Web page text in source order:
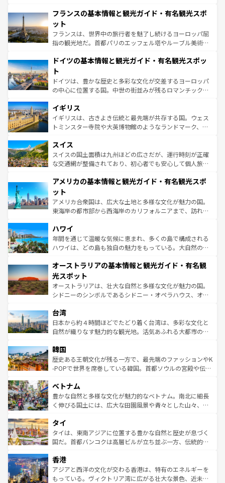
なお、新着のイタリア情報はコンテンツ一覧を参照してほ
しい。
文化が根付くこの国では、情熱的なフラメンコ、熱気あふ
れる闘牛、そして美味しいタパスが生活の一部となってい
る。首都マドリードの洗練された雰囲気や、バルセロナの
アートに溢れた街角から、地方では古代ローマ遺跡や中世
せる。地方によって風土や気候が異なるスペインはその個
ンテンツ一覧 を参照してほしい。
フランスの基本情報と観光ガイド・有名観光スポ
ット
フランスは、世界中の旅行者を魅了し続けるヨーロッパ屈
指の観光地だ。首都パリのエッフェル塔やルーブル美術館
で、幅広い魅力が詰まっている。華麗な宮殿、歴史的な大
聖堂、美しいビーチ、そして豊かな自然が、訪れる者を心
から魅了する。また、フランスは美食の国としても知ら
れ、フランス料理はユネスコ無形文化遺産にも登録されて
香り高いラベンダー畑など、多彩な楽しみ方が可能だ。さ
らに、パリ以外の地域にも魅力が溢れており、どの街角に
も豊かな歴史と文化が息づいている。パリ以外の個性あふ
を参照してほしい。
ドイツの基本情報と観光ガイド・有名観光スポッ
ト
ドイツは、豊かな歴史と多彩な文化が交差するヨーロッパ
の中心に位置する国。中世の街並みが残るロマンチック街
顔を持つこの国は、どこを歩いても飽きることがない。ベ
ルリンの文化的活気、バイエルン州のアルプスの絶景、そ
してライン川沿いのワイン畑といった風景は必見。ビール
は、お酒好きな人にはぜひ体験してほしい。 なお、新着の
ドイツ情報はコンテンツ一覧を参照してほしい。
イギリス
イギリスは、古きよき伝統と最先端が共存する国。ウェス
トミンスター寺院や大英博物館のようなランドマーク、歴
リアごとに異なる魅力がある。また、優雅なアフタヌーン
ティー、ビール好きにはたまらない英国パブ、サッカー観
戦など、本場だからこそできる体験も豊富。イギリスを旅
ンツ一覧を参照してほしい。
スイス
スイスの国土面積は九州ほどの広さだが、運行時刻が正確
な交通網が整備されており、初心者でも安心して個人旅行
の建物がそのまま残る町や、スイスならではのユニークな
博物館もあり、アルプス観光だけでなく町歩きも満喫する
ことができる。国民の所得が高いため物価も高いが、旅行
者向けの交通パス提供のサービスもあり、うまく活用すれ
着のスイス情報は
アメリカの基本情報と観光ガイド・有名観光スポ
ット
アメリカ合衆国は、広大な土地と多様な文化が魅力の国。
東海岸の都市部から西海岸のカリフォルニアまで、訪れる
のような巨大都市は、観光、ショッピング、エンターテイ
ンメントが詰まった刺激的なスポットだ。一方、アメリカ
西部には大自然が広がり、グランドキャニオンやイエロー
部のニューオーリンズでは、音楽と美食が融合した独特の
文化が魅力。旅行者はアメリカの各地域で異なる魅力を楽
しみながら、その多様性と豊かな歴史を感じることができ
るだろう。車でのロードトリップや列車の旅も、アメリカ
情報は
ハワイ
年間を通じて温暖な気候に恵まれ、多くの島で構成される
ハワイは、どの島も独自の魅力をもっている。大自然の神
ワイ島は見逃せない。また、定番の観光地といえばオアフ
島だが、静かな自然を求めるならマウイ島やカウアイ島が
おすすめ。エメラルドグリーンに輝く海をはじめ、豊かな
文化や歴史が息づいている。「アロハスピリット」と呼ば
人々、おいしいローカルフードやハワイアンミュージッ
ク、伝統的なフラダンスなど、すべてがハワイの魅力を彩
っている。訪れるたびに新しい発見と感動が待っているハ
はコンテンツ一覧
オーストラリアの基本情報と観光ガイド・有名観
光スポット
オーストラリアは、壮大な自然と多様な文化が魅力の国。
シドニーのシンボルであるシドニー・オペラハウス、オー
リアリーフや大陸中央部にそびえるウルル（エアーズロッ
ク）、タスマニアの美しい原生林やケアンズの熱帯雨林な
ど、見どころがたくさん。また、カフェやワイン、オージ
いる。アクティビティも充実しており、サーフィンやダイ
ビング、ハイキングなど、アウトドア好きにはたまらな
い。オーストラリアの多彩な魅力を存分に味わいつくそ
参照してほしい。
台湾
日本から約４時間ほどでたどり着く台湾は、多彩な文化と
自然が織りなす魅力的な観光地。活気あふれる大都市の台
ン）、静ひつな山岳地帯である台湾東部など、都市の喧騒
と山間の静けさが共存しており、訪れる人に新しい発見と
驚きをもたらしてくれる。また、奥深い台湾の食文化も魅
容にもいいと評判のスイーツなど、バラエティ豊かな料理
が味わえる。 なお、新着の台湾情報は コンテンツ一覧を参
照してほしい。
韓国
歴史ある王朝文化が残る一方で、最先端のファッションやK
-POPで世界を席巻している韓国。首都ソウルの宮殿や伝統
き、地方に足を延ばせば四季折々の自然美を楽しむことが
できる。そして、キムチや焼肉、絶品のストリートフード
まで、さまざまな韓国料理が待っている。夜には、韓国な
リティに包まれながら、韓国の多彩な魅力を心ゆくまで味
わってみてほしい。 なお、新着の韓国情報はコンテンツ一
覧を参照してほしい。
ベトナム
豊かな自然と多様な文化が魅力的なベトナム。南北に細長
く伸びる国土には、広大な田園風景や青々とした山々、世
急速な発展と共に伝統が息づく。ハノイの古い町並みやホ
ーチミン市のフランス統治時代の建物も、独特の雰囲気を
醸し出している。また、バラエティの豊かさとおいしさで
とつ。フォーやバインミー、ベトナムコーヒーなどは、ぜ
ひ現地で味わいたい。どの地域を訪れてもあたたかい人々
が旅行者を迎えてくれるので、きっと忘れられない旅にな
タイ
タイは、東南アジアに位置する豊かな自然と歴史が息づく
国だ。首都バンコクは高層ビルが立ち並ぶ一方、伝統的な
の活気が交差している。北部ではチェンマイなどの山岳地
帯で自然と触れ合い、南部ではプーケットやクラビの美し
いビーチでリゾート気分を楽しむことができる。タイ料理
香港
アジアと西洋の文化が交わる香港は、特有のエネルギーを
もっている。ヴィクトリア湾に広がる壮大な景色、近未来